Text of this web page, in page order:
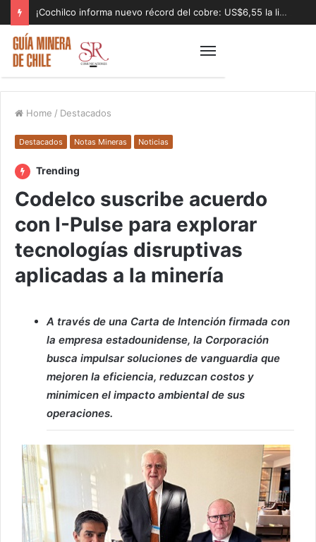
¡Cochilco informa nuevo récord del cobre: US$6,55 la libra!
Home / Destacados
Destacados Notas Mineras Noticias
Trending
Codelco suscribe acuerdo
con I-Pulse para explorar
tecnologías disruptivas
aplicadas a la minería
A través de una Carta de Intención firmada con
la empresa estadounidense, la Corporación
busca impulsar soluciones de vanguardia que
mejoren la eficiencia, reduzcan costos y
minimicen el impacto ambiental de sus
operaciones.